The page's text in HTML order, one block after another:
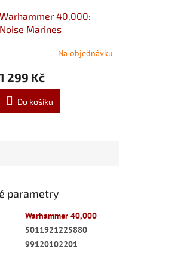
Warhammer 40,000:
Noise Marines
Na objednávku
1 299 Kč
Do košíku
parametry
Warhammer 40,000
5011921225880
99120102201